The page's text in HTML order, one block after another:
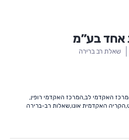
אחד בע”מ
שאלת רב ברירה
האקדמי לב,המרכז האקדמי רופין,
,הקריה האקדמית אונו,שאלות רב-ברירה